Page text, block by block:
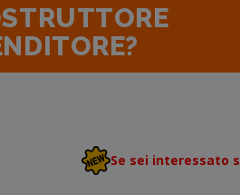
Se sei interessato